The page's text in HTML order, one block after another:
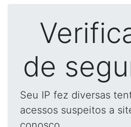
de
Seu IP fez diversas
acessos suspeitos a